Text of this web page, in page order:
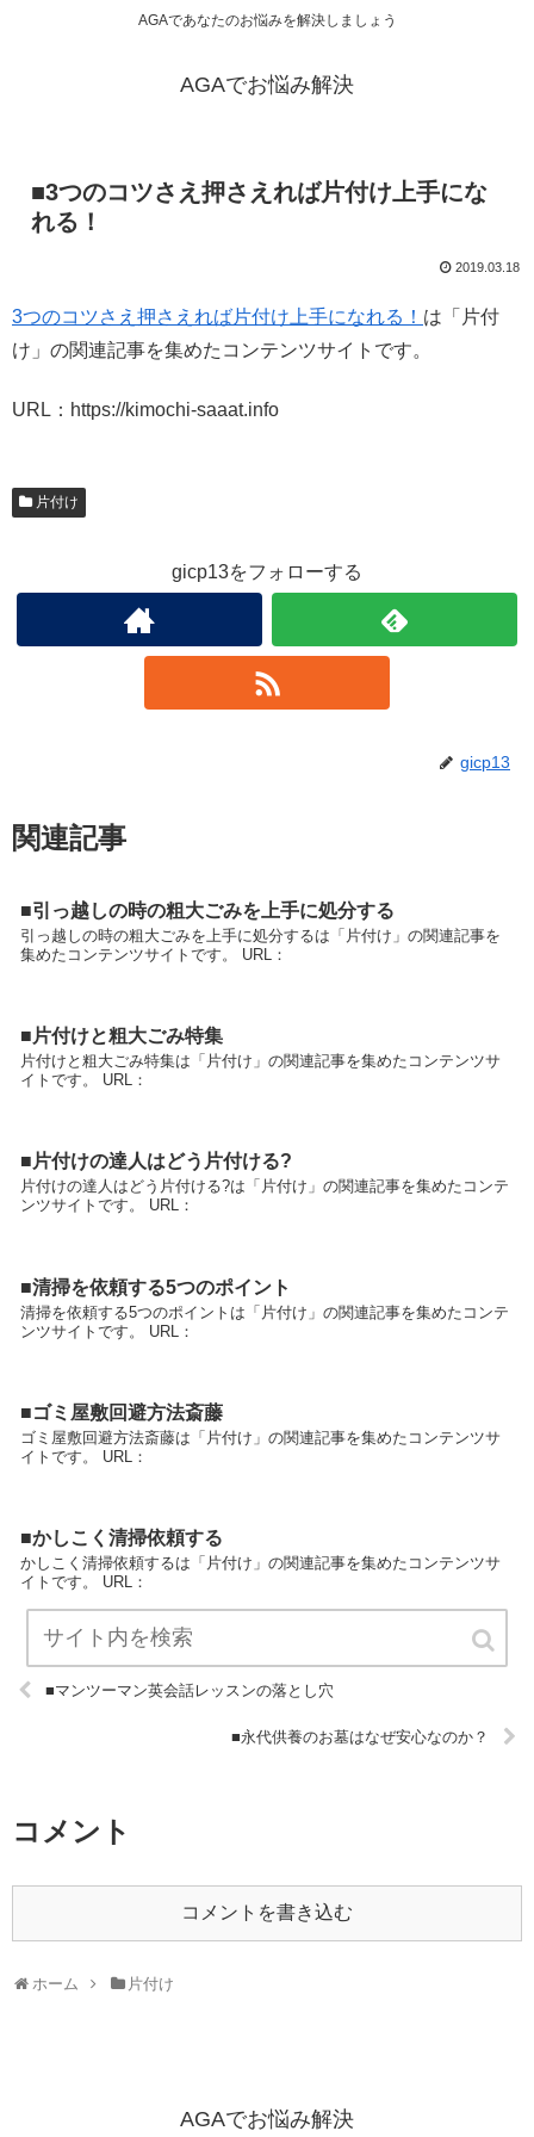
AGAであなたのお悩みを解決しましょう
AGAでお悩み解決
■3つのコツさえ押さえれば片付け上手にな
れる！
2019.03.18
3つのコツさえ押さえれば片付け上手になれる！ は「片付
け」の関連記事を集めたコンテンツサイトです。
URL：https://kimochi-saaat.info
片付け
gicp13をフォローする
gicp13
関連記事
■引っ越しの時の粗大ごみを上手に処分する
引っ越しの時の粗大ごみを上手に処分するは「片付け」の関連記事を
集めたコンテンツサイトです。 URL：
■片付けと粗大ごみ特集
片付けと粗大ごみ特集は「片付け」の関連記事を集めたコンテンツサ
イトです。 URL：
■片付けの達人はどう片付ける?
片付けの達人はどう片付ける?は「片付け」の関連記事を集めたコンテ
ンツサイトです。 URL：
■清掃を依頼する5つのポイント
清掃を依頼する5つのポイントは「片付け」の関連記事を集めたコンテ
ンツサイトです。 URL：
■ゴミ屋敷回避方法斎藤
ゴミ屋敷回避方法斎藤は「片付け」の関連記事を集めたコンテンツサ
イトです。 URL：
■かしこく清掃依頼する
かしこく清掃依頼するは「片付け」の関連記事を集めたコンテンツサ
イトです。 URL：
■マンツーマン英会話レッスンの落とし穴
■永代供養のお墓はなぜ安心なのか？
コメント
コメントを書き込む
ホーム 片付け
AGAでお悩み解決